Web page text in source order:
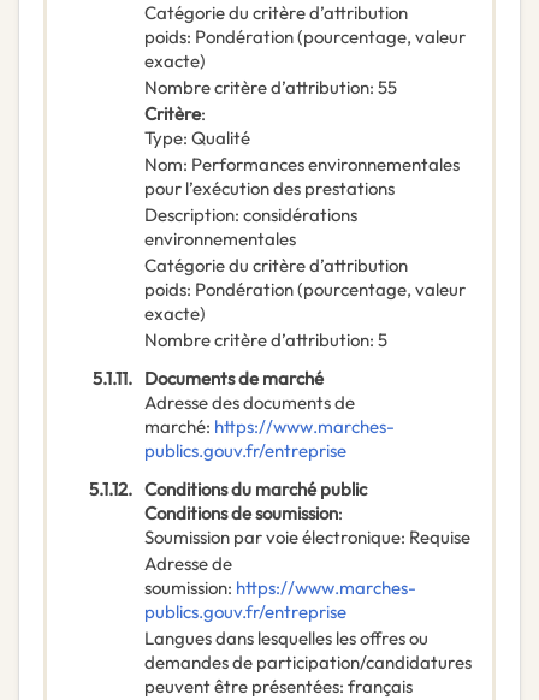
Catégorie du critère d’attribution
poids: Pondération (pourcentage, valeur
exacte)
Nombre critère d’attribution: 55
Critère:
Type: Qualité
Nom: Performances environnementales
pour l’exécution des prestations
Description: considérations
environnementales
Catégorie du critère d’attribution
poids: Pondération (pourcentage, valeur
exacte)
Nombre critère d’attribution: 5
5.1.11. Documents de marché
Adresse des documents de
marché: https://www.marches-
publics.gouv.fr/entreprise
5.1.12. Conditions du marché public
Conditions de soumission:
Soumission par voie électronique: Requise
Adresse de
soumission: https://www.marches-
publics.gouv.fr/entreprise
Langues dans lesquelles les offres ou
demandes de participation/candidatures
peuvent être présentées: français